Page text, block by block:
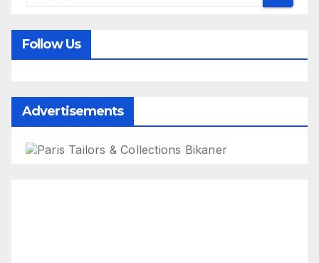
Follow Us
Advertisements